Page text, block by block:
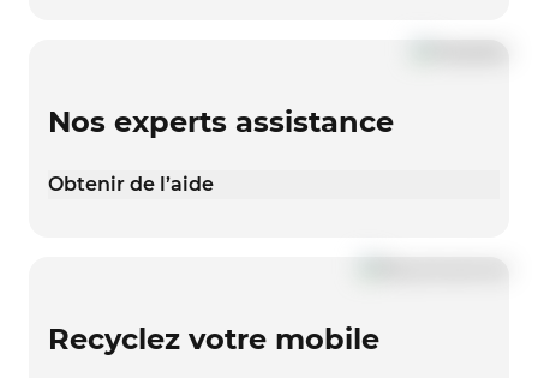
Nos experts assistance
Obtenir de l’aide
Recyclez votre mobile